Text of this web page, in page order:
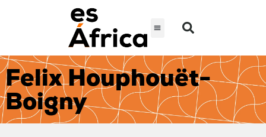
Felix Houphouët-
Boigny